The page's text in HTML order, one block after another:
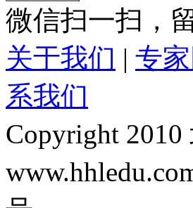
微信扫一扫，
关于我们 | 专
系我们
Copyright